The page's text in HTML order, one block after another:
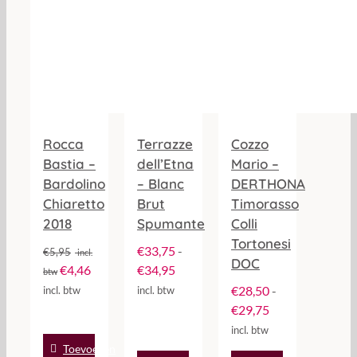
Rocca
Bastia –
Bardolino
Chiaretto
2018
€5,95
incl.
btw €4,46
incl. btw
Toevoegen
Terrazze
dell’Etna
– Blanc
Brut
Spumante
€33,75-
€34,95Prijsklasse:
€33,75
incl. btw
Cozzo
Mario –
DERTHONA
Timorasso
Colli
Tortonesi
DOC
€28,50-
€29,75Prijsklasse:
€28,50
tot
incl. btw